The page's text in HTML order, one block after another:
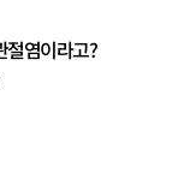
절염이라고?